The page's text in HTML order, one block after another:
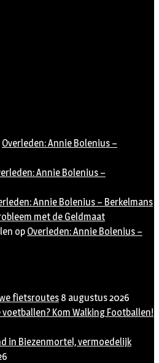
Overleden: Annie Bolenius –
Annie Bolenius –
Annie Bolenius – Berkelmans
met de Geldmaat
op Overleden: Annie Bolenius –
fietsroutes 8 augustus 2026
Kom Walking Footballen!
in Biezenmortel, vermoedelijk